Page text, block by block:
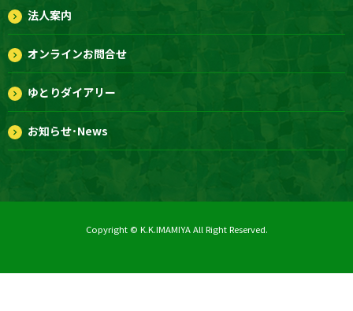
法人案内
オンラインお問合せ
ゆとりダイアリー
お知らせ･News
Copyright © K.K.IMAMIYA All Right Reserved.